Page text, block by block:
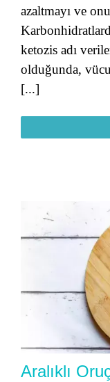
azaltmayı ve
ketozis adı
olduğunda,
[...]
Aralıklı